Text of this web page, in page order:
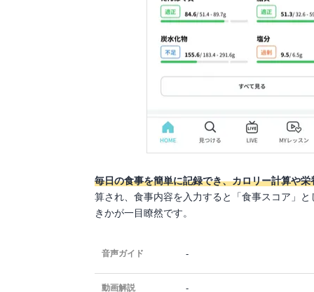
毎日の食事を簡単に記録でき、カロリー計算や
算され、食事内容を入力すると「食事スコア」
きかが一目瞭然です。
音声ガイド -
動画解説 -